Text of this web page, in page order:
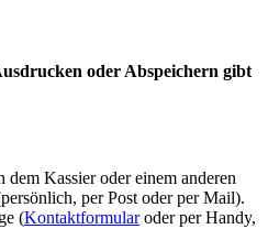
oder Abspeichern gibt
Kassier oder einem anderen
per Post oder per Mail).
(Kontaktformularoder per Handy,